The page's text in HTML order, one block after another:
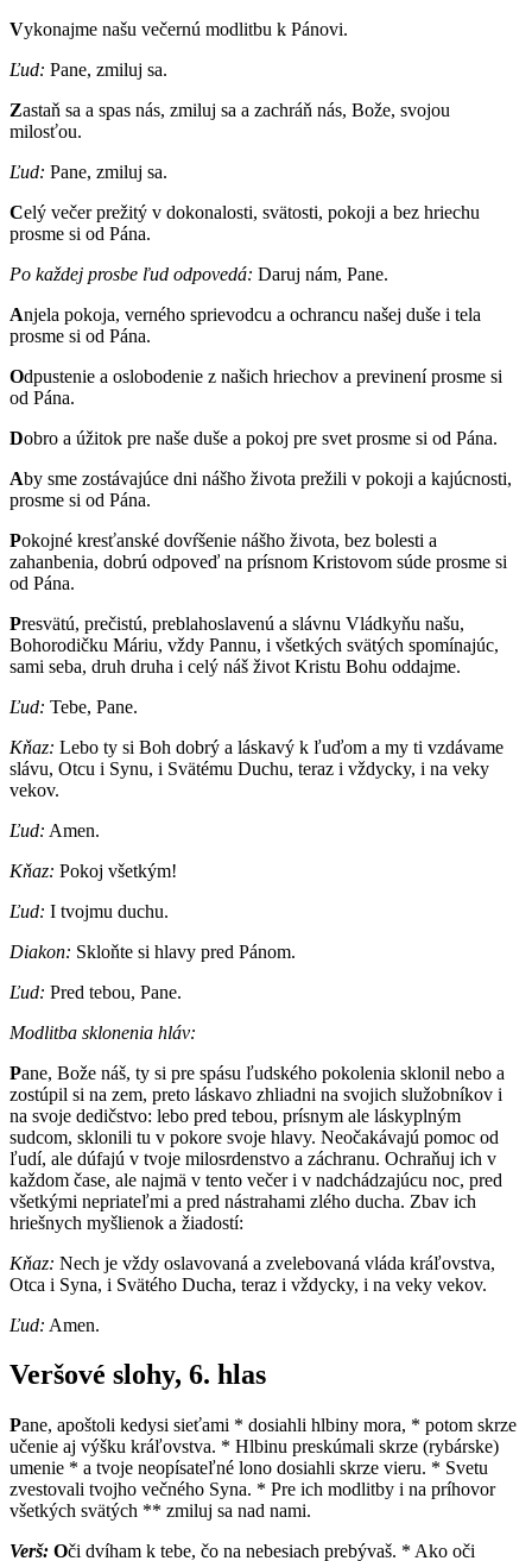
Vykonajme našu večernú modlitbu k Pánovi.
Ľud: Pane, zmiluj sa.
Zastaň sa a spas nás, zmiluj sa a zachráň nás, Bože, svojou
milosťou.
Ľud: Pane, zmiluj sa.
Celý večer prežitý v dokonalosti, svätosti, pokoji a bez hriechu
prosme si od Pána.
Po každej prosbe ľud odpovedá: Daruj nám, Pane.
Anjela pokoja, verného sprievodcu a ochrancu našej duše i tela
prosme si od Pána.
Odpustenie a oslobodenie z našich hriechov a previnení prosme si
od Pána.
Dobro a úžitok pre naše duše a pokoj pre svet prosme si od Pána.
Aby sme zostávajúce dni nášho života prežili v pokoji a kajúcnosti,
prosme si od Pána.
Pokojné kresťanské dovŕšenie nášho života, bez bolesti a
zahanbenia, dobrú odpoveď na prísnom Kristovom súde prosme si
od Pána.
Presvätú, prečistú, preblahoslavenú a slávnu Vládkyňu našu,
Bohorodičku Máriu, vždy Pannu, i všetkých svätých spomínajúc,
sami seba, druh druha i celý náš život Kristu Bohu oddajme.
Ľud: Tebe, Pane.
Kňaz: Lebo ty si Boh dobrý a láskavý k ľuďom a my ti vzdávame
slávu, Otcu i Synu, i Svätému Duchu, teraz i vždycky, i na veky
vekov.
Ľud: Amen.
Kňaz: Pokoj všetkým!
Ľud: I tvojmu duchu.
Diakon: Skloňte si hlavy pred Pánom.
Ľud: Pred tebou, Pane.
Modlitba sklonenia hláv:
Pane, Bože náš, ty si pre spásu ľudského pokolenia sklonil nebo a
zostúpil si na zem, preto láskavo zhliadni na svojich služobníkov i
na svoje dedičstvo: lebo pred tebou, prísnym ale láskyplným
sudcom, sklonili tu v pokore svoje hlavy. Neočakávajú pomoc od
ľudí, ale dúfajú v tvoje milosrdenstvo a záchranu. Ochraňuj ich v
každom čase, ale najmä v tento večer i v nadchádzajúcu noc, pred
všetkými nepriateľmi a pred nástrahami zlého ducha. Zbav ich
hriešnych myšlienok a žiadostí:
Kňaz: Nech je vždy oslavovaná a zvelebovaná vláda kráľovstva,
Otca i Syna, i Svätého Ducha, teraz i vždycky, i na veky vekov.
Ľud: Amen.
Veršové slohy, 6. hlas
Pane, apoštoli kedysi sieťami * dosiahli hlbiny mora, * potom skrze
učenie aj výšku kráľovstva. * Hlbinu preskúmali skrze (rybárske)
umenie * a tvoje neopísateľné lono dosiahli skrze vieru. * Svetu
zvestovali tvojho večného Syna. * Pre ich modlitby i na príhovor
všetkých svätých ** zmiluj sa nad nami.
Verš: Oči dvíham k tebe, čo na nebesiach prebývaš. * Ako oči